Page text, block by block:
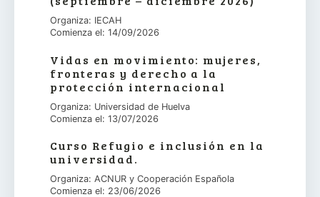
Organiza: IECAH
Comienza el: 14/09/2026
Vidas en movimiento: mujeres,
fronteras y derecho a la
protección internacional
Organiza: Universidad de Huelva
Comienza el: 13/07/2026
Curso Refugio e inclusión en la
universidad.
Organiza: ACNUR y Cooperación Española
Comienza el: 23/06/2026